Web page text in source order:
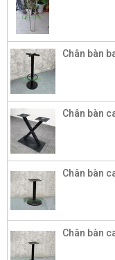
Chân bàn
Chân bàn
Chân bàn
Chân bàn